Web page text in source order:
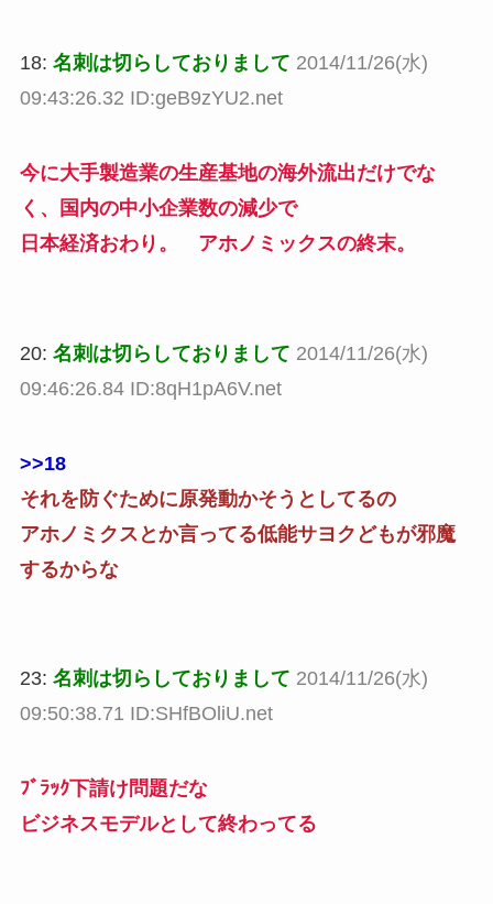
18: 名刺は切らしておりまして 2014/11/26(水)
09:43:26.32 ID:geB9zYU2.net
今に大手製造業の生産基地の海外流出だけでな
く、国内の中小企業数の減少で
日本経済おわり。 アホノミックスの終末。
20: 名刺は切らしておりまして 2014/11/26(水)
09:46:26.84 ID:8qH1pA6V.net
>>18
それを防ぐために原発動かそうとしてるの
アホノミクスとか言ってる低能サヨクどもが邪魔
するからな
23: 名刺は切らしておりまして 2014/11/26(水)
09:50:38.71 ID:SHfBOliU.net
ﾌﾞﾗｯｸ下請け問題だな
ビジネスモデルとして終わってる